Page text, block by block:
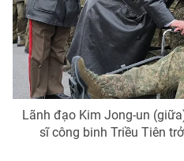
Hậu trường
Nhân vật
Khán giả
Giải sao mai
Điện ảnh
Âm nhạc
Sao
Đời sống
Du lịch
Làm đẹp
Chất lượng cuộc sống
Giáo dục
Tuyển sinh
Công nghệ
Lãnh đạo Kim Jong-un
sĩ công binh Triều Tiên